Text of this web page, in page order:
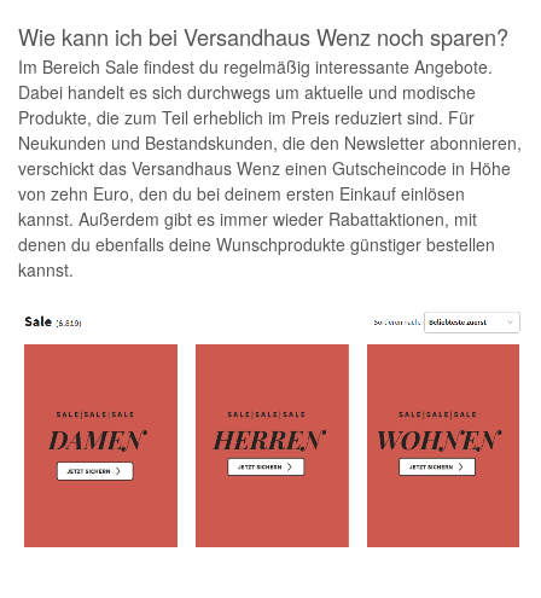
Wie kann ich bei Versandhaus Wenz noch sparen?
Im Bereich Sale findest du regelmäßig interessante Angebote.
Dabei handelt es sich durchwegs um aktuelle und modische
Produkte, die zum Teil erheblich im Preis reduziert sind. Für
Neukunden und Bestandskunden, die den Newsletter abonnieren,
verschickt das Versandhaus Wenz einen Gutscheincode in Höhe
von zehn Euro, den du bei deinem ersten Einkauf einlösen
kannst. Außerdem gibt es immer wieder Rabattaktionen, mit
denen du ebenfalls deine Wunschprodukte günstiger bestellen
kannst.